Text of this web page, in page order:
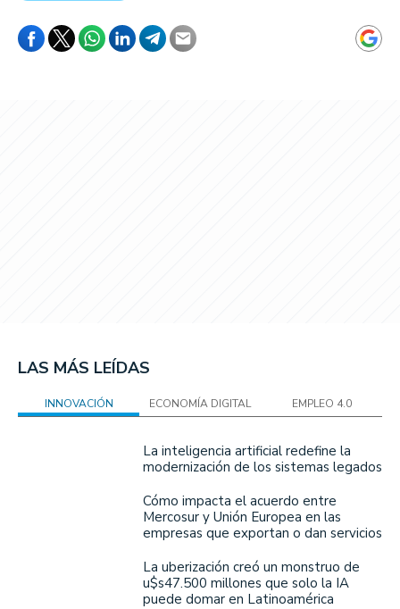
LAS MÁS LEÍDAS
INNOVACIÓN ECONOMÍA DIGITAL EMPLEO 4.0
La inteligencia artificial redefine la
modernización de los sistemas legados
Cómo impacta el acuerdo entre
Mercosur y Unión Europea en las
empresas que exportan o dan servicios
La uberización creó un monstruo de
u$s47.500 millones que solo la IA
puede domar en Latinoamérica